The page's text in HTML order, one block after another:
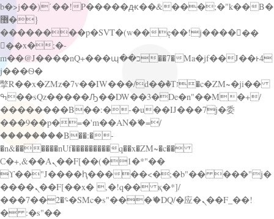
b�>j��)΄��!P�����ԫ��&���;�"k��B�
޶�}
��������p�SVT�(w��ę��!j������
��x�;�-
m��@J����nQ+���պ��כ��7�Ma�jf��J��ͱ4
j���Ѳ�
撆R��x�ZMz�7v��IW���/d��ٞ�Тז�c�ZM~�ji��
ߒ��sQz�����Ԡ��DW��3�De�n"��M�+/
��������B��:�-�u��IJ���7j�委
���9��p�=�'m��AN�ޭ�=/
��������B��:�-
�n&������nUf���������q��x�ZM~�c��
Ϲ�+,&��Ὰܢ��F[��(�1�*"��
ϒ��"J����ԧ�����<�;�b"�� ���"j�
����ܢ��F[��x� ,�!q�� қ�*]/
���؝�2��7�SMc�s"���ޭ�DQ/�应�ܢ��F_��!
� :�s"��